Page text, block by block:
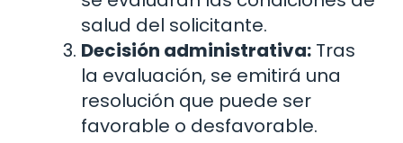
salud del solicitante.
Decisión administrativa: Tras
la evaluación, se emitirá una
resolución que puede ser
favorable o desfavorable.